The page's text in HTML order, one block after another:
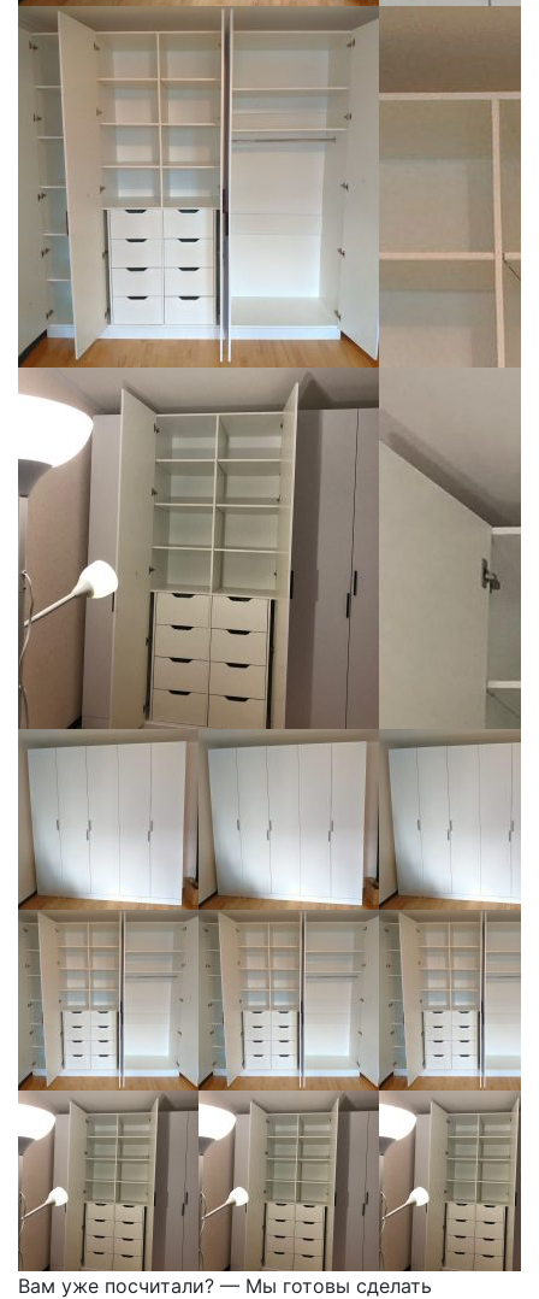
Вам уже посчитали? — Мы готовы сделать